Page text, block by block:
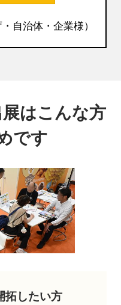
自治体・企業様）
はこんな方
です
拓したい方